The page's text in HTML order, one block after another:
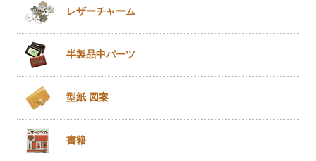
レザーチャーム
半製品中パーツ
型紙 図案
書籍